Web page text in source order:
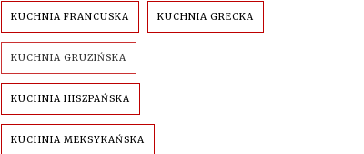
KUCHNIA FRANCUSKA KUCHNIA GRECKA
KUCHNIA GRUZIŃSKA
KUCHNIA HISZPAŃSKA
KUCHNIA MEKSYKAŃSKA